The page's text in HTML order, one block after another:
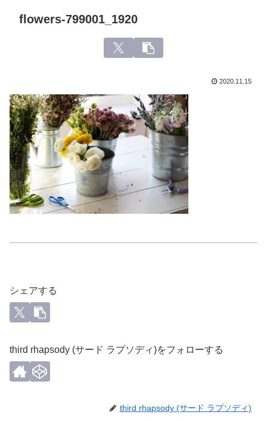
flowers-799001_1920
2020.11.15
シェアする
third rhapsody (サード ラプソディ)をフォローする
third rhapsody (サード ラプソディ)